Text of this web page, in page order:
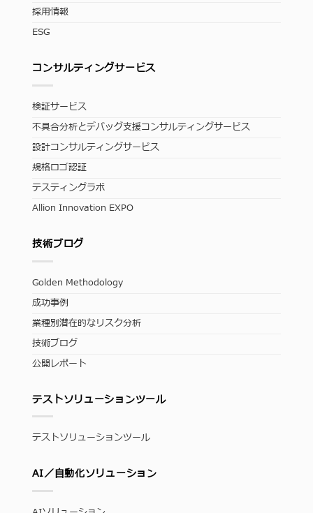
採用情報
ESG
コンサルティングサービス
検証サービス
不具合分析とデバッグ支援コンサルティングサービス
設計コンサルティングサービス
規格ロゴ認証
テスティングラボ
Allion Innovation EXPO
技術ブログ
Golden Methodology
成功事例
業種別潜在的なリスク分析
技術ブログ
公開レポート
テストソリューションツール
テストソリューションツール
AI／自動化ソリューション